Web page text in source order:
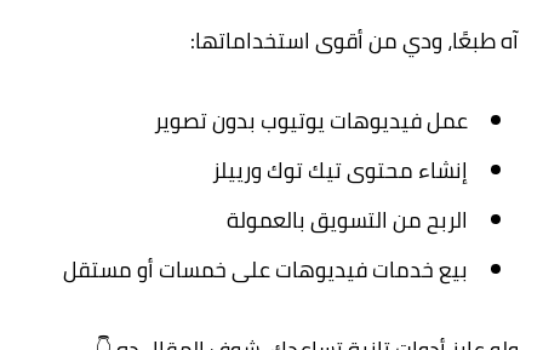
آه طبعًا، ودي من أقوى استخداماتها:
عمل فيديوهات يوتيوب بدون تصوير
إنشاء محتوى تيك توك ورييلز
الربح من التسويق بالعمولة
بيع خدمات فيديوهات على خمسات أو مستقل